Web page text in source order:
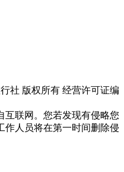
社 版权所有 经营许可证编
互联网。您若发现有侵略您
作人员将在第一时间删除侵